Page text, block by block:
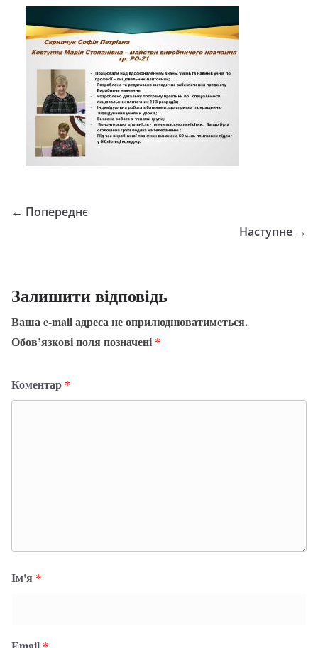
← Попереднє
Наступне →
Залишити відповідь
Ваша e-mail адреса не оприлюднюватиметься.
Обов’язкові поля позначені *
Коментар *
Ім'я *